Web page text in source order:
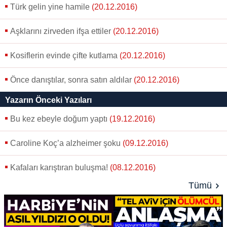
verileriniz işlenmekte olup gerekli olan çerezler bilgi
kullanılmaktadır. Diğer çerezler, sitemizin daha işlevsel
kılınması ve kişiselleştirilmesi ve sizlere yönelik
reklam/pazarlama faaliyetlerinin yapılması, amaçlarıyla
sınırlı olarak açık rızanız dahilinde kullanılacaktır.
Çerezlere ilişkin tercihlerinizi aşağıda yer alan panel
vasıtasıyla belirleyebilirsiniz. Çerezlere ilişkin detaylı bilgi
Metnimiziziyaret edebilirsiniz.
6698 sayılı Kişisel Verilerin Korunması Kanunu uyarınca
ilgili mevzuata uygun olarak kullanılan çerezlerle ilgili bilgi
Türk gelin yine hamile (20.12.2016)
Aşklarını zirveden ifşa ettiler (20.12.2016)
Kosiflerin evinde çifte kutlama (20.12.2016)
Önce danıştılar, sonra satın aldılar (20.12.2016)
Yazarın Önceki Yazıları
Bu kez ebeyle doğum yaptı (19.12.2016)
Caroline Koç’a alzheimer şoku (09.12.2016)
Kafaları karıştıran buluşma! (08.12.2016)
Tümü